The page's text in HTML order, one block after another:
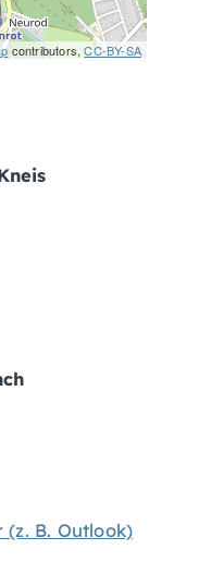
contributors,CC-BY-SA
(z. B. Outlook)